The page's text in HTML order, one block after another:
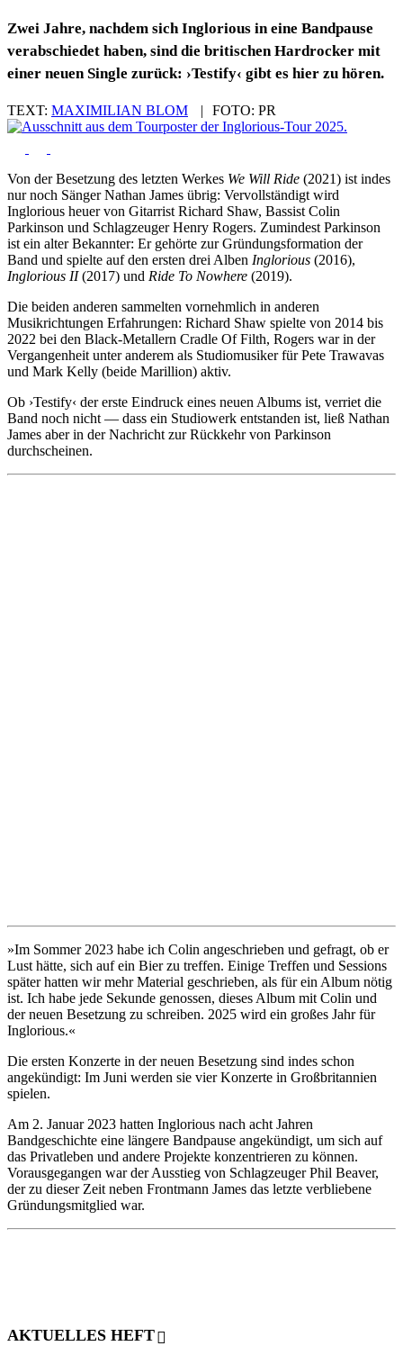
Zwei Jahre, nachdem sich Inglorious in eine Bandpause
verabschiedet haben, sind die britischen Hardrocker mit
einer neuen Single zurück: ›Testify‹ gibt es hier zu hören.
TEXT: MAXIMILIAN BLOM | FOTO: PR
Von der Besetzung des letzten Werkes We Will Ride (2021) ist indes
nur noch Sänger Nathan James übrig: Vervollständigt wird
Inglorious heuer von Gitarrist Richard Shaw, Bassist Colin
Parkinson und Schlagzeuger Henry Rogers. Zumindest Parkinson
ist ein alter Bekannter: Er gehörte zur Gründungsformation der
Band und spielte auf den ersten drei Alben Inglorious (2016),
Inglorious II(2017) und Ride To Nowhere (2019).
Die beiden anderen sammelten vornehmlich in anderen
Musikrichtungen Erfahrungen: Richard Shaw spielte von 2014 bis
2022 bei den Black-Metallern Cradle Of Filth, Rogers war in der
Vergangenheit unter anderem als Studiomusiker für Pete Trawavas
und Mark Kelly (beide Marillion) aktiv.
Ob ›Testify‹ der erste Eindruck eines neuen Albums ist, verriet die
Band noch nicht — dass ein Studiowerk entstanden ist, ließ Nathan
James aber in der Nachricht zur Rückkehr von Parkinson
durchscheinen.
»Im Sommer 2023 habe ich Colin angeschrieben und gefragt, ob er
Lust hätte, sich auf ein Bier zu treffen. Einige Treffen und Sessions
später hatten wir mehr Material geschrieben, als für ein Album nötig
ist. Ich habe jede Sekunde genossen, dieses Album mit Colin und
der neuen Besetzung zu schreiben. 2025 wird ein großes Jahr für
Inglorious.«
Die ersten Konzerte in der neuen Besetzung sind indes schon
angekündigt: Im Juni werden sie vier Konzerte in Großbritannien
spielen.
Am 2. Januar 2023 hatten Inglorious nach acht Jahren
Bandgeschichte eine längere Bandpause angekündigt, um sich auf
das Privatleben und andere Projekte konzentrieren zu können.
Vorausgegangen war der Ausstieg von Schlagzeuger Phil Beaver,
der zu dieser Zeit neben Frontmann James das letzte verbliebene
Gründungsmitglied war.
AKTUELLES HEFT